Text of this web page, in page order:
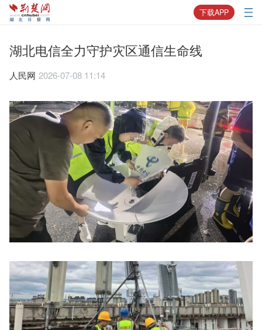
下载APP
湖北电信全力守护灾区通信生命线
人民网 2026-07-08 11:14